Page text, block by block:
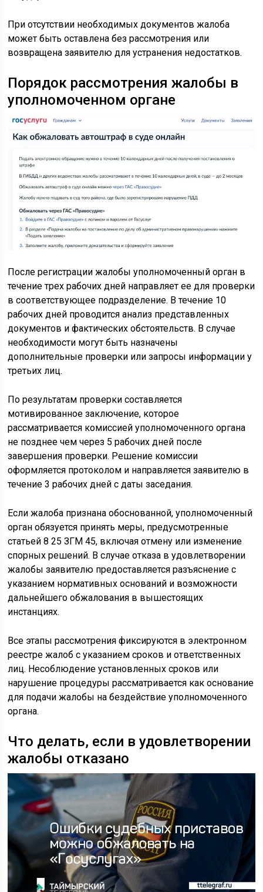
При отсутствии необходимых документов жалоба
может быть оставлена без рассмотрения или
возвращена заявителю для устранения недостатков.
Порядок рассмотрения жалобы в
уполномоченном органе
После регистрации жалобы уполномоченный орган в
течение трех рабочих дней направляет ее для проверки
в соответствующее подразделение. В течение 10
рабочих дней проводится анализ представленных
документов и фактических обстоятельств. В случае
необходимости могут быть назначены
дополнительные проверки или запросы информации у
третьих лиц.
По результатам проверки составляется
мотивированное заключение, которое
рассматривается комиссией уполномоченного органа
не позднее чем через 5 рабочих дней после
завершения проверки. Решение комиссии
оформляется протоколом и направляется заявителю в
течение 3 рабочих дней с даты заседания.
Если жалоба признана обоснованной, уполномоченный
орган обязуется принять меры, предусмотренные
статьей 8 25 ЗГМ 45, включая отмену или изменение
спорных решений. В случае отказа в удовлетворении
жалобы заявителю предоставляется разъяснение с
указанием нормативных оснований и возможности
дальнейшего обжалования в вышестоящих
инстанциях.
Все этапы рассмотрения фиксируются в электронном
реестре жалоб с указанием сроков и ответственных
лиц. Несоблюдение установленных сроков или
нарушение процедуры рассматривается как основание
для подачи жалобы на бездействие уполномоченного
органа.
Что делать, если в удовлетворении
жалобы отказано